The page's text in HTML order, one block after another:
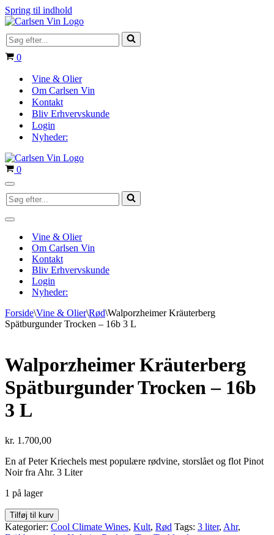
Spring til indhold
Søg
efter...
Indkøbskurv
0
Vine & Olier
Om Carlsen Vin
Kontakt
Bliv Erhvervskunde
Login
Nyheder:
Indkøbskurv
0
Navigation
menu
Søg
efter...
Navigation
Vine & Olier
Om Carlsen Vin
Kontakt
Bliv Erhvervskunde
Login
Nyheder:
Forside\Vine & Olier\Rød\Walporzheimer Kräuterberg
Spätburgunder Trocken – 16b 3 L
Walporzheimer Kräuterberg
Spätburgunder Trocken – 16b
3 L
kr. 1.700,00
En af Peter Kriechels mest populære rødvine, storslået og flot Pinot
Noir fra Ahr. 3 Liter
1 på lager
Tilføj til kurv
Kategorier: Cool Climate Wines, Kult, Rød Tags: 3 liter, Ahr,